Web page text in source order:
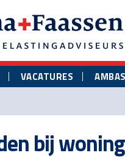
VACATURES
bij woning